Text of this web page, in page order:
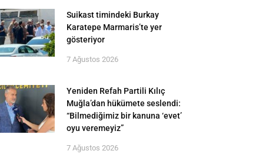
Suikast timindeki Burkay
Karatepe Marmaris’te yer
gösteriyor
7 Ağustos 2026
Yeniden Refah Partili Kılıç
Muğla’dan hükümete seslendi:
“Bilmediğimiz bir kanuna ‘evet’
oyu veremeyiz”
7 Ağustos 2026